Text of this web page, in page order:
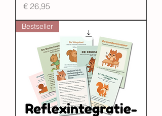
Prijs
€ 26,95
Bestseller